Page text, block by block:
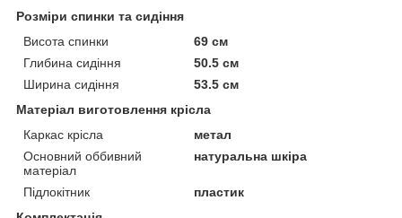
Розміри спинки та сидіння
Висота спинки
69 см
Глибина сидіння
50.5 см
Ширина сидіння
53.5 см
Матеріал виготовлення крісла
Каркас крісла
метал
Основний оббивний
матеріал
натуральна шкіра
Підлокітник
пластик